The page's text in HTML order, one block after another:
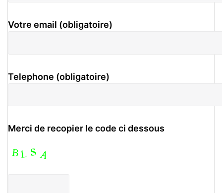
Votre email (obligatoire)
Telephone (obligatoire)
Merci de recopier le code ci dessous